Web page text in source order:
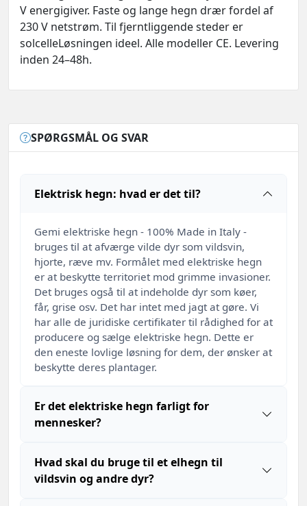
V energigiver. Faste og lange hegn drær fordel af
230 V netstrøm. Til fjerntliggende steder er
solcelleLøsningen ideel. Alle modeller CE. Levering
inden 24–48h.
SPØRGSMÅL OG SVAR
Elektrisk hegn: hvad er det til?
Gemi elektriske hegn - 100% Made in Italy -
bruges til at afværge vilde dyr som vildsvin,
hjorte, ræve mv. Formålet med elektriske hegn
er at beskytte territoriet mod grimme invasioner.
Det bruges også til at indeholde dyr som køer,
får, grise osv. Det har intet med jagt at gøre. Vi
har alle de juridiske certifikater til rådighed for at
producere og sælge elektriske hegn. Dette er
den eneste lovlige løsning for dem, der ønsker at
beskytte deres plantager.
Er det elektriske hegn farligt for
mennesker?
Hvad skal du bruge til et elhegn til
vildsvin og andre dyr?